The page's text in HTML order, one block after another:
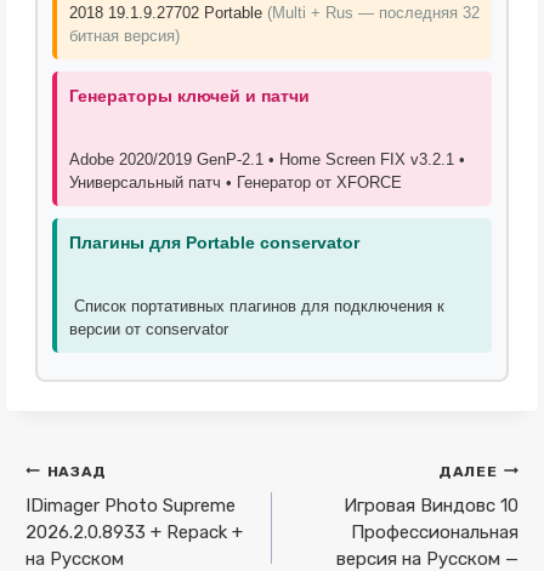
2018 19.1.9.27702 Portable (Multi + Rus — последняя 32
битная версия)
Генераторы ключей и патчи
Adobe 2020/2019 GenP-2.1 • Home Screen FIX v3.2.1 •
Универсальный патч • Генератор от XFORCE
Плагины для Portable conservator
Список портативных плагинов для подключения к
версии от conservator
Навигация
по
записям
НАЗАД
IDimager Photo Supreme
2026.2.0.8933 + Repack +
на Русском
ДАЛЕЕ
Игровая Виндовс 10
Профессиональная
версия на Русском —